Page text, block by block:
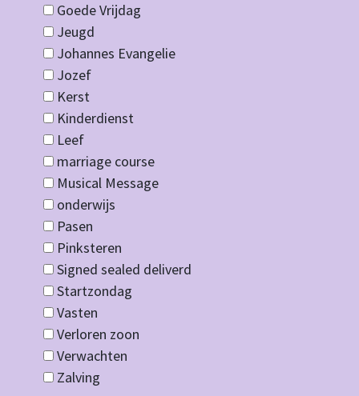
Goede Vrijdag
Jeugd
Johannes Evangelie
Jozef
Kerst
Kinderdienst
Leef
marriage course
Musical Message
onderwijs
Pasen
Pinksteren
Signed sealed deliverd
Startzondag
Vasten
Verloren zoon
Verwachten
Zalving